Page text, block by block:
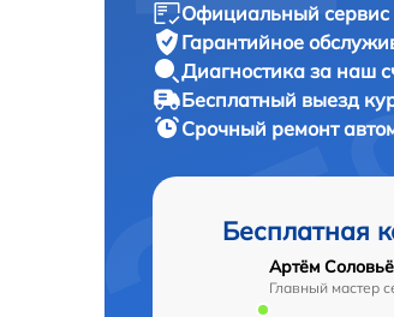
Официальный сервис
Гарантийное
Диагностика за наш
Бесплатный выезд
Срочный ремонт
Бесплатная
Артём
Главный мастер